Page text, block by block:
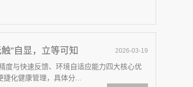
2026-03-19
”自显，立等可知
度与快速反馈、环境自适应能力四大核心优
化健康管理，具体分...